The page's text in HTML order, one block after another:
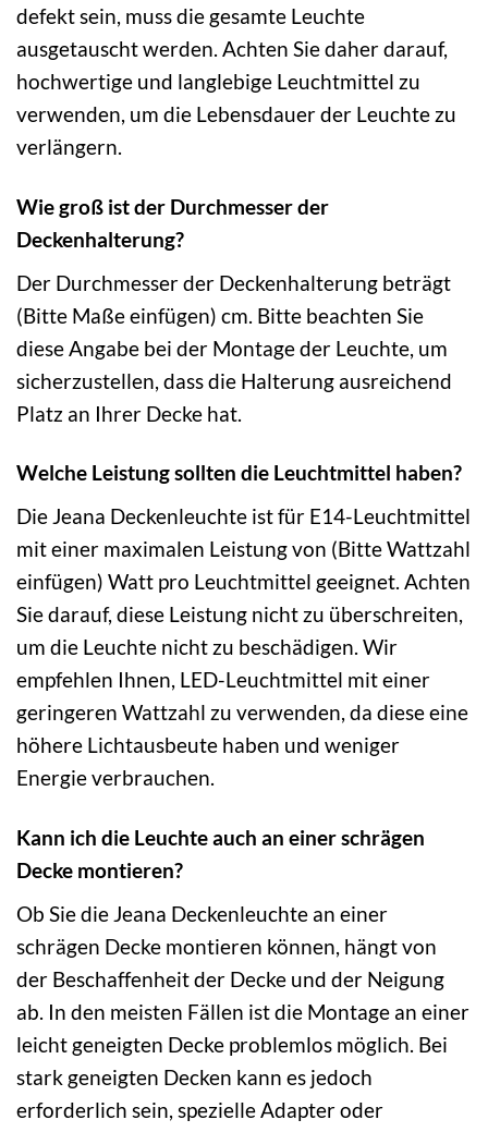
defekt sein, muss die gesamte Leuchte
ausgetauscht werden. Achten Sie daher darauf,
hochwertige und langlebige Leuchtmittel zu
verwenden, um die Lebensdauer der Leuchte zu
verlängern.
Wie groß ist der Durchmesser der
Deckenhalterung?
Der Durchmesser der Deckenhalterung beträgt
(Bitte Maße einfügen) cm. Bitte beachten Sie
diese Angabe bei der Montage der Leuchte, um
sicherzustellen, dass die Halterung ausreichend
Platz an Ihrer Decke hat.
Welche Leistung sollten die Leuchtmittel haben?
Die Jeana Deckenleuchte ist für E14-Leuchtmittel
mit einer maximalen Leistung von (Bitte Wattzahl
einfügen) Watt pro Leuchtmittel geeignet. Achten
Sie darauf, diese Leistung nicht zu überschreiten,
um die Leuchte nicht zu beschädigen. Wir
empfehlen Ihnen, LED-Leuchtmittel mit einer
geringeren Wattzahl zu verwenden, da diese eine
höhere Lichtausbeute haben und weniger
Energie verbrauchen.
Kann ich die Leuchte auch an einer schrägen
Decke montieren?
Ob Sie die Jeana Deckenleuchte an einer
schrägen Decke montieren können, hängt von
der Beschaffenheit der Decke und der Neigung
ab. In den meisten Fällen ist die Montage an einer
leicht geneigten Decke problemlos möglich. Bei
stark geneigten Decken kann es jedoch
erforderlich sein, spezielle Adapter oder